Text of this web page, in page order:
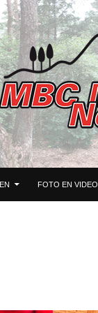
FOTO EN VIDEO